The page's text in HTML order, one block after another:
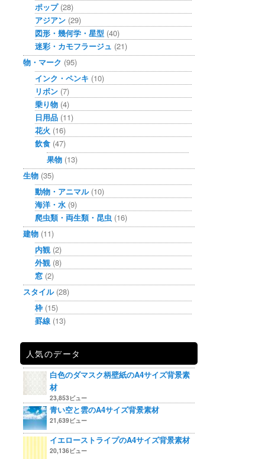
ポップ(28)
アジアン (29)
図形・幾何学・星型 (40)
迷彩・カモフラージュ (21)
物・マーク (95)
インク・ペンキ (10)
リボン (7)
乗り物 (4)
日用品 (11)
花火 (16)
飲食 (47)
果物 (13)
生物 (35)
動物・アニマル(10)
海洋・水 (9)
爬虫類・両生類・昆虫 (16)
建物 (11)
内観 (2)
外観 (8)
窓 (2)
スタイル(28)
枠 (15)
罫線 (13)
人気のデータ
白色のダマスク柄壁紙のA4サイズ背景素
材
23,853ビュー
青い空と雲のA4サイズ背景素材
21,639ビュー
イエローストライプのA4サイズ背景素材
20,136ビュー